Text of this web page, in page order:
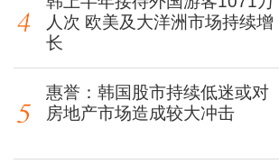
人次 欧美及大洋洲市场持续增
长
惠誉：韩国股市持续低迷或对
房地产市场造成较大冲击